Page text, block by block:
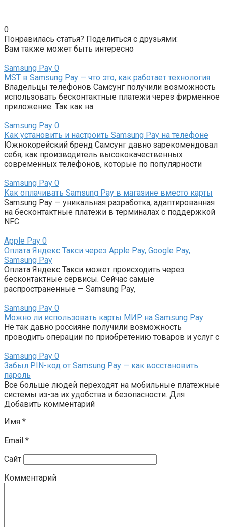
0
Понравилась статья? Поделиться с друзьями:
Вам также может быть интересно
Samsung Pay 0
MST в Samsung Pay — что это, как работает технология
Владельцы телефонов Самсунг получили возможность
использовать бесконтактные платежи через фирменное
приложение. Так как на
Samsung Pay 0
Как установить и настроить Samsung Pay на телефоне
Южнокорейский бренд Самсунг давно зарекомендовал
себя, как производитель высококачественных
современных телефонов, которые по популярности
Samsung Pay 0
Как оплачивать Samsung Pay в магазине вместо карты
Samsung Pay — уникальная разработка, адаптированная
на бесконтактные платежи в терминалах с поддержкой
NFC
Apple Pay 0
Оплата Яндекс Такси через Apple Pay, Google Pay,
Samsung Pay
Оплата Яндекс Такси может происходить через
бесконтактные сервисы. Сейчас самые
распространенные — Samsung Pay,
Samsung Pay 0
Можно ли использовать карты МИР на Samsung Pay
Не так давно россияне получили возможность
проводить операции по приобретению товаров и услуг с
Samsung Pay 0
Забыл PIN-код от Samsung Pay — как восстановить
пароль
Все больше людей переходят на мобильные платежные
системы из-за их удобства и безопасности. Для
Добавить комментарий
Имя *
Email *
Сайт
Комментарий